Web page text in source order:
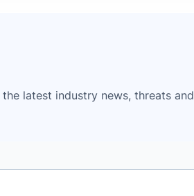
latest industry news, threats and